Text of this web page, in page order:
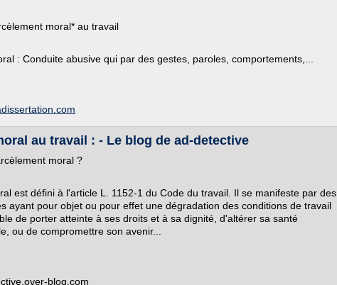
moral* au travail
: Conduite abusive qui par des gestes, paroles, comportements,...
au travail : - Le blog de ad-detective
moral ?
est défini à l'article L. 1152-1 du Code du travail. Il se manifeste par des
ayant pour objet ou pour effet une dégradation des conditions de travail
de porter atteinte à ses droits et à sa dignité, d'altérer sa santé
ou de compromettre son avenir...
blog.com